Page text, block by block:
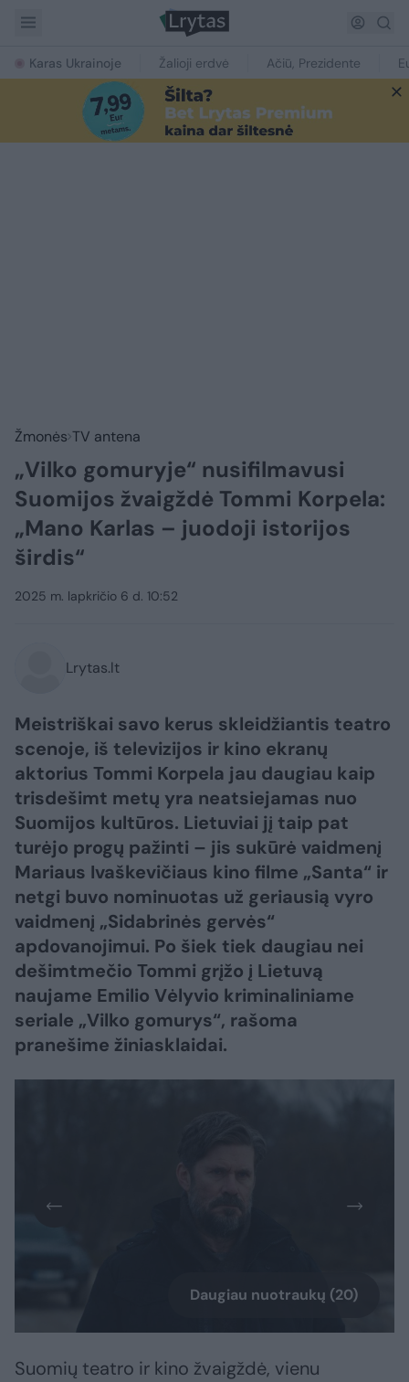
Karas Ukrainoje Žalioji erdvė Ačiū, Prezidente
Žmonės TV antena
„Vilko gomuryje“ nusifilmavusi
Suomijos žvaigždė Tommi Korpela:
„Mano Karlas – juodoji istorijos
širdis“
2025 m. lapkričio 6 d. 10:52
Lrytas.lt
Meistriškai savo kerus skleidžiantis teatro
scenoje, iš televizijos ir kino ekranų
aktorius Tommi Korpela jau daugiau kaip
trisdešimt metų yra neatsiejamas nuo
Suomijos kultūros. Lietuviai jį taip pat
turėjo progų pažinti – jis sukūrė vaidmenį
Mariaus Ivaškevičiaus kino filme „Santa“ ir
netgi buvo nominuotas už geriausią vyro
vaidmenį „Sidabrinės gervės“
apdovanojimui. Po šiek tiek daugiau nei
dešimtmečio Tommi grįžo į Lietuvą
naujame Emilio Vėlyvio kriminaliniame
seriale „Vilko gomurys“, rašoma
pranešime žiniasklaidai.
Daugiau nuotraukų (20)
Suomių teatro ir kino žvaigždė, vienu